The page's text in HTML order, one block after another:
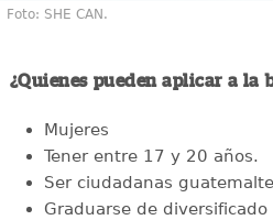
Foto: SHE CAN.
¿Quienes pueden aplicar a la
Mujeres
Tener entre 17 y 20 años.
Ser ciudadanas
Graduarse de